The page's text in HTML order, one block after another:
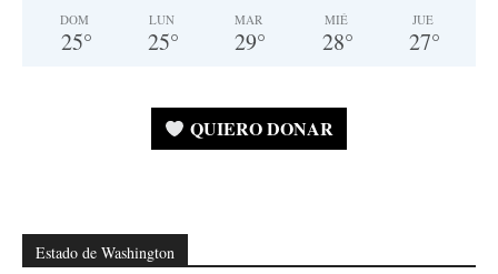
DOM
25°
LUN
25°
MAR
29°
MIÉ
28°
JUE
27°
QUIERO DONAR
Estado de Washington